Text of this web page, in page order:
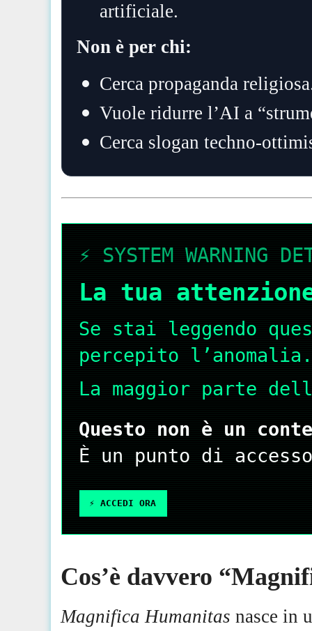
artificiale.
Non è per chi:
Cerca propaganda
Vuole ridurre l’AI a
Cerca slogan techno-
⚡️ SYSTEM WARNING
La tua
Se stai leggendo
percepito
La maggior parte
Questo non è un
È un punto di
⚡️ ACCEDI ORA
Cos’è davvero
Magnifica Humanitas nasce in